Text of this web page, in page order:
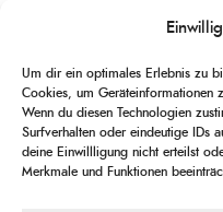
Um dir ein optimales Erlebnis zu
Cookies, um Geräteinformationen
Wenn du diesen Technologien
Surfverhalten oder eindeutige IDs
deine Einwillligung nicht erteilst
Merkmale und Funktionen
Iris Völlnagel hat schon auf
und gearbeitet, spricht
leidenschaftlich gerne über
[...]